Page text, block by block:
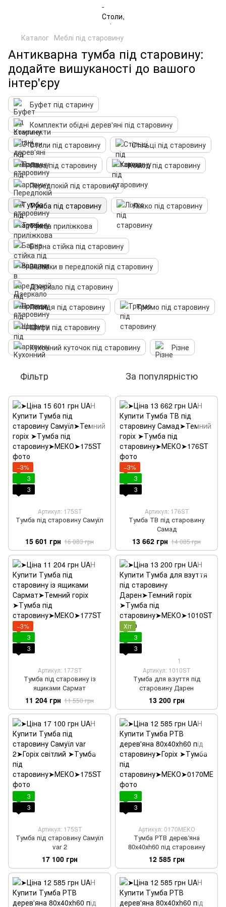
Каталог Меблі під старовину
Антикварна тумба під старовину:
додайте вишуканості до вашого
інтер'єру
Буфет під старину
Комплекти обідні дерев'яні під старовину
Столи під старовину
Стільці під старовину
Лава під старовину
Комод під старовину
Передпокій під старовину
Тумба під старовину
Ліжко під старовину
Тумба приліжкова
Барна стійка під старовину
Вішалки в передпокій під старовину
Дзеркало під старовину
Полиця під старовину
Трюмо під старовину
Шафи під старовину
Кухонний куточок під старовину
Різне
Фільтр За популярністю
−3%
3
3
Артикул: 175ST
Тумба під старовину Самуїл
15 601 грн 16 083 грн
−3%
3
3
Артикул: 176ST
Тумба ТВ під старовину
Самад
13 662 грн 14 085 грн
−3%
3
3
Артикул: 177ST
Тумба під старовину із
ящиками Сармат
11 204 грн 11 550 грн
Хіт
3
3
1
Артикул: 1010ST
Тумба для взуття під
старовину Дарен
13 200 грн
3
3
Артикул: 175ST
Тумба під старовину Самуїл
var 2
17 100 грн
3
3
Артикул: 0170МЕКО
Тумба РТВ дерев'яна
80х40хh60 під старовину
12 585 грн